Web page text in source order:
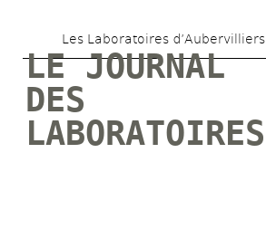
au
contenu
Les Laboratoires d’Aubervilliers
LE JOURNAL
DES
LABORATOIRES